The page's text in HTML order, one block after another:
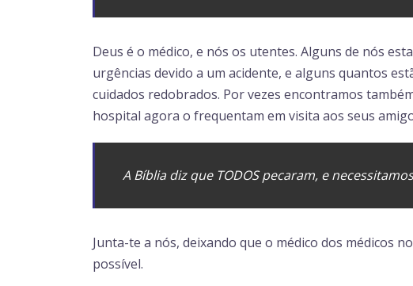
Deus é o médico, e nós os utentes. Alguns de nós
urgências devido a um acidente, e alguns quantos
cuidados redobrados. Por vezes encontramos
hospital agora o frequentam em visita aos seus
A Bíblia diz que TODOS pecaram, e
Junta-te a nós, deixando que o médico dos médicos
possível.